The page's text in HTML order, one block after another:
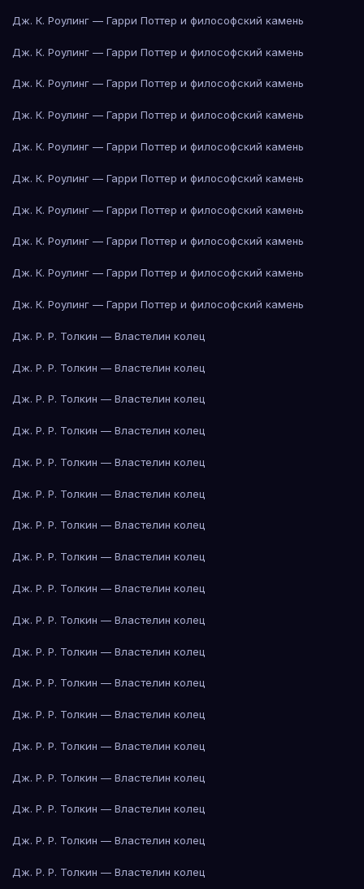
Дж. К. Роулинг — Гарри Поттер и философский камень
Дж. К. Роулинг — Гарри Поттер и философский камень
Дж. К. Роулинг — Гарри Поттер и философский камень
Дж. К. Роулинг — Гарри Поттер и философский камень
Дж. К. Роулинг — Гарри Поттер и философский камень
Дж. К. Роулинг — Гарри Поттер и философский камень
Дж. К. Роулинг — Гарри Поттер и философский камень
Дж. К. Роулинг — Гарри Поттер и философский камень
Дж. К. Роулинг — Гарри Поттер и философский камень
Дж. К. Роулинг — Гарри Поттер и философский камень
Дж. Р. Р. Толкин — Властелин колец
Дж. Р. Р. Толкин — Властелин колец
Дж. Р. Р. Толкин — Властелин колец
Дж. Р. Р. Толкин — Властелин колец
Дж. Р. Р. Толкин — Властелин колец
Дж. Р. Р. Толкин — Властелин колец
Дж. Р. Р. Толкин — Властелин колец
Дж. Р. Р. Толкин — Властелин колец
Дж. Р. Р. Толкин — Властелин колец
Дж. Р. Р. Толкин — Властелин колец
Дж. Р. Р. Толкин — Властелин колец
Дж. Р. Р. Толкин — Властелин колец
Дж. Р. Р. Толкин — Властелин колец
Дж. Р. Р. Толкин — Властелин колец
Дж. Р. Р. Толкин — Властелин колец
Дж. Р. Р. Толкин — Властелин колец
Дж. Р. Р. Толкин — Властелин колец
Дж. Р. Р. Толкин — Властелин колец